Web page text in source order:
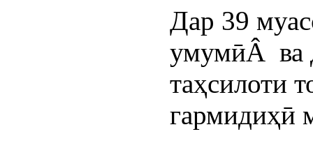
Дар 39
умумӣÂ ва
таҳсилоти
гармидиҳӣ